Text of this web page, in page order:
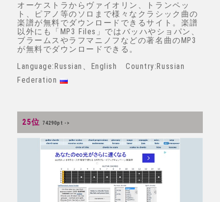
オーケストラからヴァイオリン、トランペッ
ト、ピアノ等のソロまで様々なクラシック曲の
楽譜が無料でダウンロードできるサイト。楽譜
以外にも「MP3 Files」ではバッハやショパン、
ブラームスやラフマニノフなどの著名曲のMP3
が無料でダウンロードできる。
Language:Russian、English Country:Russian
Federation
25位 74290pt ->